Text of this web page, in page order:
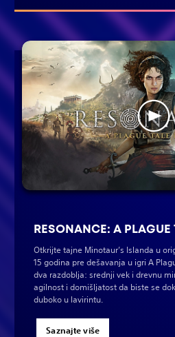
RESONANCE: A PLAGUE
Otkrijte tajne Minotaur’s Islanda u
15 godina pre dešavanja u igri A
dva razdoblja: srednji vek i drevnu
agilnost i domišljatost da biste se
duboko u lavirintu.
Saznajte više